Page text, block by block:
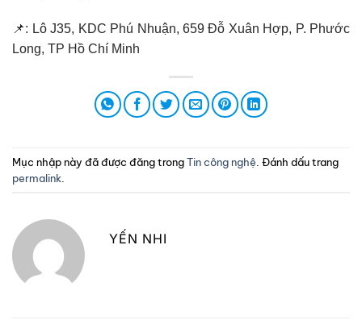
📌: Lô J35, KDC Phú Nhuận, 659 Đỗ Xuân Hợp, P. Phước
Long, TP Hồ Chí Minh
Mục nhập này đã được đăng trongTin công nghệ . Đánh dấu trang
permalink
YẾN NHI